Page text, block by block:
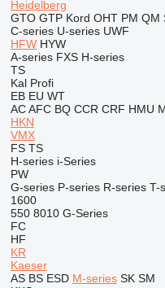
Heidelberg
GTO GTP Kord OHT PM QM
C-series U-series UWF
HFW HYW
A-series FXS H-series
TS
Kal Profi
EB EU WT
AC AFC BQ CCR CRF HMU
HKN
VMX
FS TS
H-series i-Series
PW
G-series P-series R-series T-
1600
550 8010 G-Series
FC
HF
KR
Kaeser
AS BS ESD M-series SK SM